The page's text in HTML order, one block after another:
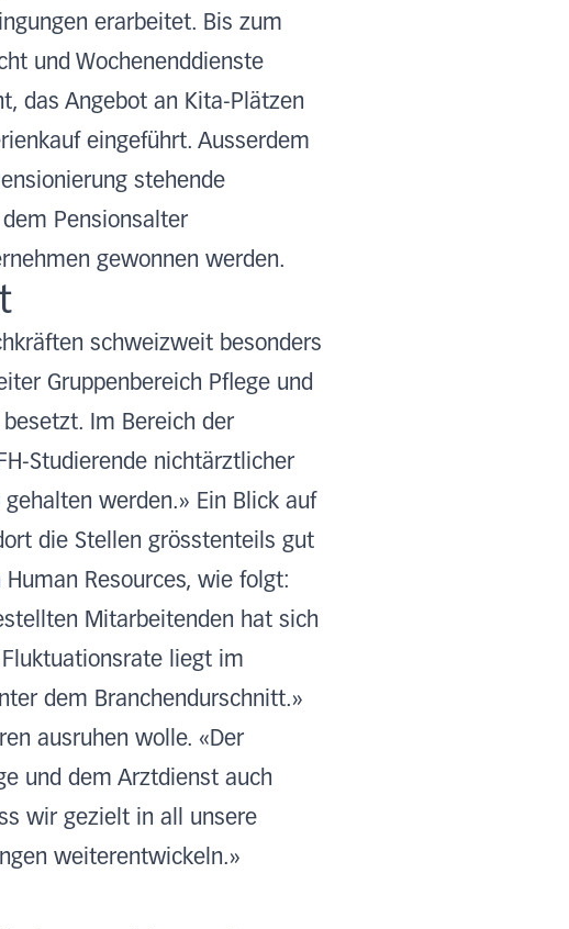
erarbeitet. Bis zum
und Wochenenddienste
das Angebot an Kita-Plätzen
eingeführt. Ausserdem
stehende
Pensionsalter
gewonnen werden.
schweizweit besonders
Gruppenbereich Pflege und
Im Bereich der
Studierende nichtärztlicher
werden.» Ein Blick auf
die Stellen grösstenteils gut
Resources, wie folgt:
Mitarbeitenden hat sich
liegt im
dem Branchendurschnitt.»
ausruhen wolle. «Der
und dem Arztdienst auch
wir gezielt in all unsere
weiterentwickeln.»